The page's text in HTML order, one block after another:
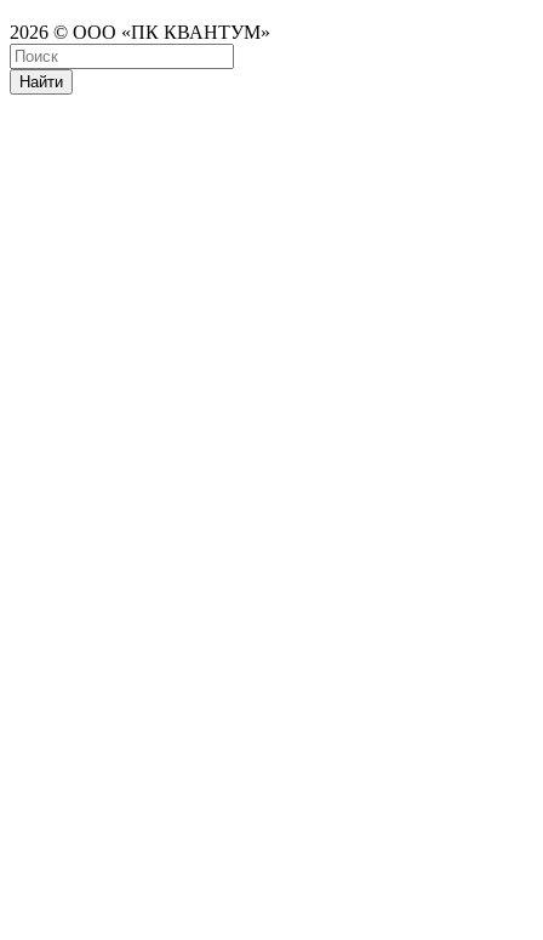
2026 © ООО «ПК КВАНТУМ»
Найти